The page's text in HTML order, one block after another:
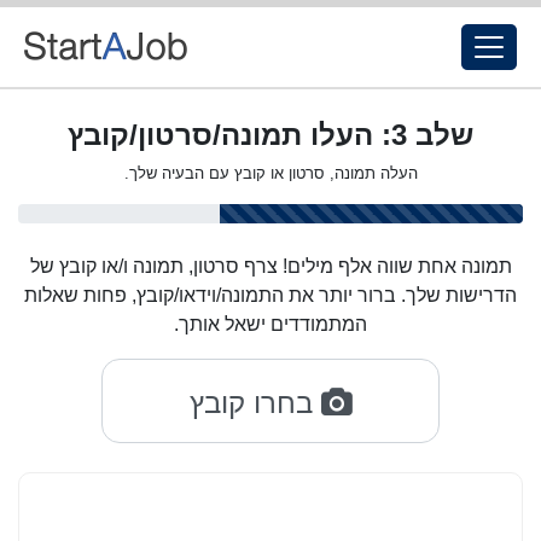
שלב 3: העלו תמונה/סרטון/קובץ
העלה תמונה, סרטון או קובץ עם הבעיה שלך.
תמונה אחת שווה אלף מילים! צרף סרטון, תמונה ו/או קובץ של
הדרישות שלך. ברור יותר את התמונה/וידאו/קובץ, פחות שאלות
המתמודדים ישאל אותך.
בחרו קובץ